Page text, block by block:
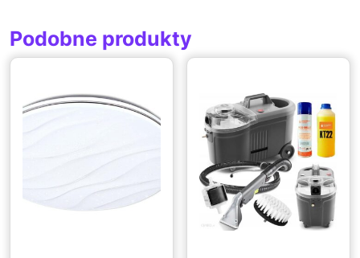
Podobne produkty